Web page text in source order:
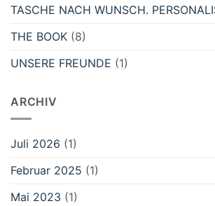
TASCHE NACH WUNSCH.
THE BOOK (8)
UNSERE FREUNDE (1)
ARCHIV
Juli 2026 (1)
Februar 2025 (1)
Mai 2023 (1)